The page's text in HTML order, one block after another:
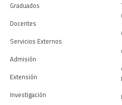
Graduados
Docentes
Servicios Externos
Admisión
Extensión
Investigación